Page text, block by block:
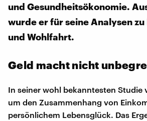
und Gesundheitsökonomie.
wurde er für seine Analysen
und Wohlfahrt.
Geld macht nicht
In seiner wohl bekanntesten Studie
um den Zusammenhang von
persönlichem Lebensglück. Das